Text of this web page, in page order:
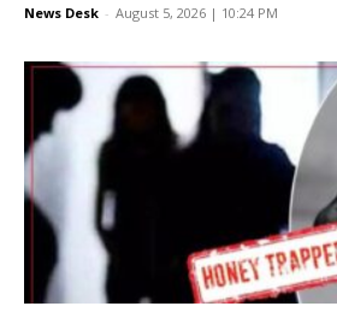
News Desk - August 5, 2026 | 10:24 PM